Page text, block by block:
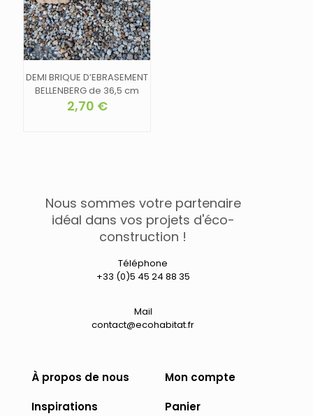
DEMI BRIQUE D’EBRASEMENT
BELLENBERG de 36,5 cm
2,70 €
Nous sommes votre partenaire
idéal dans vos projets d'éco-
construction !
Téléphone
+33 (0)5 45 24 88 35
Mail
contact@ecohabitat.fr
À propos de nous
Inspirations
Mon compte
Panier